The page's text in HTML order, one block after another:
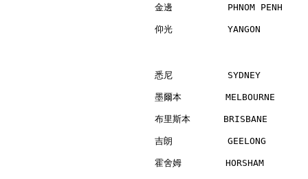
金邊          PHNOM PENH
仰光          YANGON
悉尼          SYDNEY
墨爾本
布里斯本      BRISBANE
吉朗          GEELONG
霍舍姆        HORSHAM